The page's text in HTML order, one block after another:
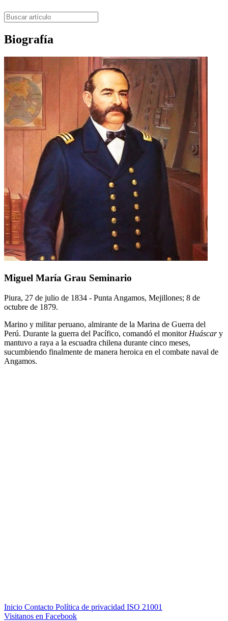
Biografía
Miguel María Grau Seminario
Piura, 27 de julio de 1834 - Punta Angamos, Mejillones; 8 de
octubre de 1879.
Marino y militar peruano, almirante de la Marina de Guerra del
Perú. Durante la guerra del Pacífico, comandó el monitor Huáscary
mantuvo a raya a la escuadra chilena durante cinco meses,
sucumbiendo finalmente de manera heroica en el combate naval de
Angamos.
Inicio Contacto Política de privacidad ISO 21001
Visitanos en Facebook